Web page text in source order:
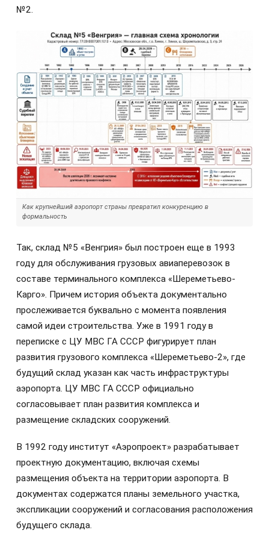
№2.
Как крупнейший аэропорт страны превратил конкуренцию в
формальность
Так, склад №5 «Венгрия» был построен еще в 1993
году для обслуживания грузовых авиаперевозок в
составе терминального комплекса «Шереметьево-
Карго». Причем история объекта документально
прослеживается буквально с момента появления
самой идеи строительства. Уже в 1991 году в
переписке с ЦУ МВС ГА СССР фигурирует план
развития грузового комплекса «Шереметьево-2», где
будущий склад указан как часть инфраструктуры
аэропорта. ЦУ МВС ГА СССР официально
согласовывает план развития комплекса и
размещение складских сооружений.
В 1992 году институт «Аэропроект» разрабатывает
проектную документацию, включая схемы
размещения объекта на территории аэропорта. В
документах содержатся планы земельного участка,
экспликации сооружений и согласования расположения
будущего склада.